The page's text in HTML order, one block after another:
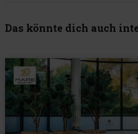
Das könnte dich auch